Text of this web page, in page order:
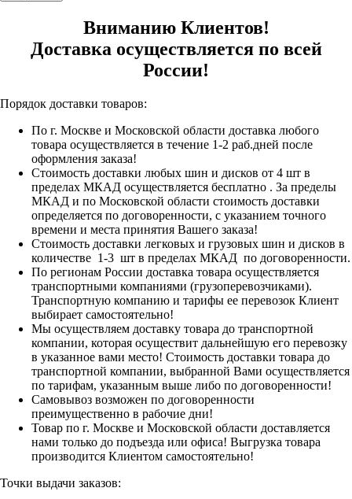
Вниманию Клиентов!
Доставка осуществляется по всей
России!
Порядок доставки товаров:
По г. Москве и Московской области доставка любого
товара осуществляется в течение 1-2 раб.дней после
оформления заказа!
Стоимость доставки любых шин и дисков от 4 шт в
пределах МКАД осуществляется бесплатно . За пределы
МКАД и по Московской области стоимость доставки
определяется по договоренности, с указанием точного
времени и места принятия Вашего заказа!
Стоимость доставки легковых и грузовых шин и дисков в
количестве 1-3 шт в пределах МКАД по договоренности.
По регионам России доставка товара осуществляется
транспортными компаниями (грузоперевозчиками).
Транспортную компанию и тарифы ее перевозок Клиент
выбирает самостоятельно!
Мы осуществляем доставку товара до транспортной
компании, которая осуществит дальнейшую его перевозку
в указанное вами место! Стоимость доставки товара до
транспортной компании, выбранной Вами осуществляется
по тарифам, указанным выше либо по договоренности!
Самовывоз возможен по договоренности
преимущественно в рабочие дни!
Товар по г. Москве и Московской области доставляется
нами только до подъезда или офиса! Выгрузка товара
производится Клиентом самостоятельно!
Точки выдачи заказов: